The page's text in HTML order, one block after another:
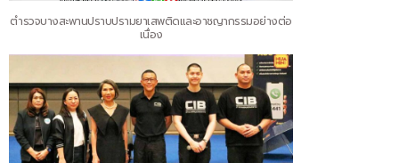
ตำรวจบางสะพานปราบปรามยาเสพติดและอาชญากรรมอย่างต่อ
เนื่อง